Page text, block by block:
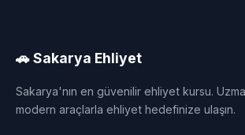
🚗 Sakarya Ehliyet
Sakarya'nın en güvenilir ehliyet kursu.
modern araçlarla ehliyet hedefinize ulaşın.